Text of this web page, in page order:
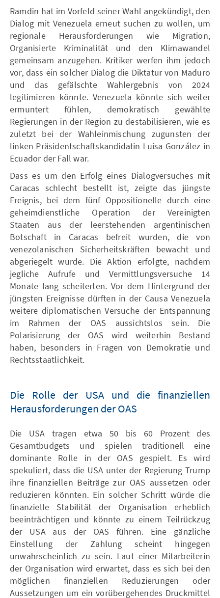
Ramdin hat im Vorfeld seiner Wahl angekündigt, den
Dialog mit Venezuela erneut suchen zu wollen, um
regionale Herausforderungen wie Migration,
Organisierte Kriminalität und den Klimawandel
gemeinsam anzugehen. Kritiker werfen ihm jedoch
vor, dass ein solcher Dialog die Diktatur von Maduro
und das gefälschte Wahlergebnis von 2024
legitimieren könnte. Venezuela könnte sich weiter
ermuntert fühlen, demokratisch gewählte
Regierungen in der Region zu destabilisieren, wie es
zuletzt bei der Wahleinmischung zugunsten der
linken Präsidentschaftskandidatin Luisa González in
Ecuador der Fall war.
Dass es um den Erfolg eines Dialogversuches mit
Caracas schlecht bestellt ist, zeigte das jüngste
Ereignis, bei dem fünf Oppositionelle durch eine
geheimdienstliche Operation der Vereinigten
Staaten aus der leerstehenden argentinischen
Botschaft in Caracas befreit wurden, die von
venezolanischen Sicherheitskräften bewacht und
abgeriegelt wurde. Die Aktion erfolgte, nachdem
jegliche Aufrufe und Vermittlungsversuche 14
Monate lang scheiterten. Vor dem Hintergrund der
jüngsten Ereignisse dürften in der Causa Venezuela
weitere diplomatischen Versuche der Entspannung
im Rahmen der OAS aussichtslos sein. Die
Polarisierung der OAS wird weiterhin Bestand
haben, besonders in Fragen von Demokratie und
Rechtsstaatlichkeit.
Die Rolle der USA und die finanziellen
Herausforderungen der OAS
Die USA tragen etwa 50 bis 60 Prozent des
Gesamtbudgets und spielen traditionell eine
dominante Rolle in der OAS gespielt. Es wird
spekuliert, dass die USA unter der Regierung Trump
ihre finanziellen Beiträge zur OAS aussetzen oder
reduzieren könnten. Ein solcher Schritt würde die
finanzielle Stabilität der Organisation erheblich
beeinträchtigen und könnte zu einem Teilrückzug
der USA aus der OAS führen. Eine gänzliche
Einstellung der Zahlung scheint hingegen
unwahrscheinlich zu sein. Laut einer Mitarbeiterin
der Organisation wird erwartet, dass es sich bei den
möglichen finanziellen Reduzierungen oder
Aussetzungen um ein vorübergehendes Druckmittel